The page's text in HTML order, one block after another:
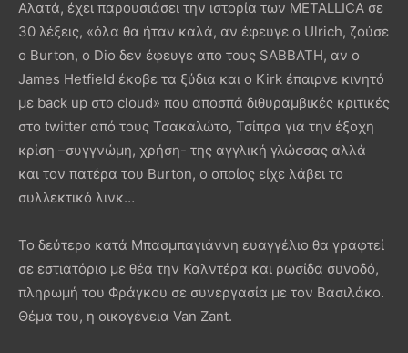
Αλατά, έχει παρουσιάσει την ιστορία των METALLICA σε
30 λέξεις, «όλα θα ήταν καλά, αν έφευγε ο Ulrich, ζούσε
ο Burton, ο Dio δεν έφευγε απο τους SABBATH, αν ο
James Hetfield έκοβε τα ξύδια και ο Kirk έπαιρνε κινητό
με back up στο cloud» που αποσπά διθυραμβικές κριτικές
στο twitter από τους Τσακαλώτο, Τσίπρα για την έξοχη
κρίση –συγγνώμη, χρήση- της αγγλική γλώσσας αλλά
και τον πατέρα του Burton, ο οποίος είχε λάβει το
συλλεκτικό λινκ…
Το δεύτερο κατά Μπασμπαγιάννη ευαγγέλιο θα γραφτεί
σε εστιατόριο με θέα την Καλντέρα και ρωσίδα συνοδό,
πληρωμή του Φράγκου σε συνεργασία με τον Βασιλάκο.
Θέμα του, η οικογένεια Van Zant.